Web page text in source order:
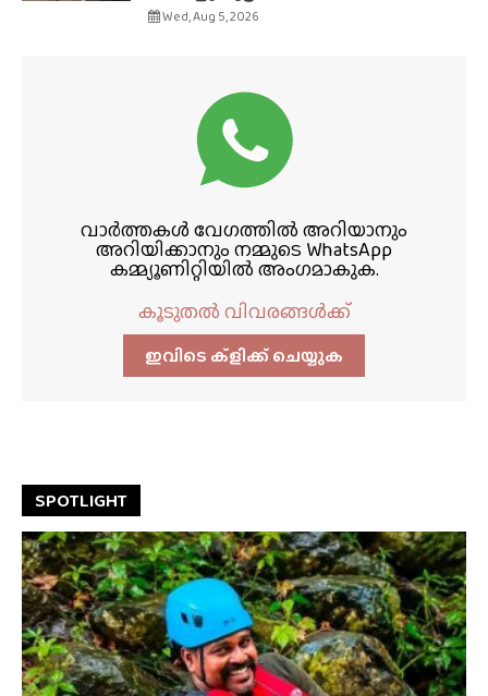
Wed, Aug 5, 2026
വാർത്തകൾ വേഗത്തിൽ അറിയാനും
അറിയിക്കാനും നമ്മുടെ WhatsApp
കമ്മ്യൂണിറ്റിയിൽ അംഗമാകുക.
കൂടുതൽ വിവരങ്ങൾക്ക്
ഇവിടെ ക്ളിക്ക്‌ ചെയ്യുക
SPOTLIGHT